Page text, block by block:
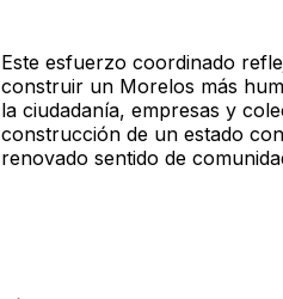
Este esfuerzo coordinado
construir un Morelos más
la ciudadanía, empresas y
construcción de un estado
renovado sentido de